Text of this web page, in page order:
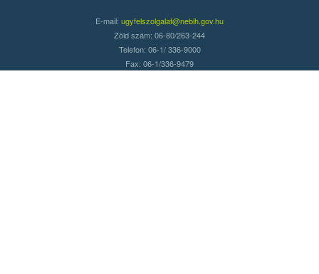
E-mail: ugyfelszolgalat@nebih.gov.hu
Zöld szám: 06-80/263-244
Telefon: 06-1/ 336-9000
Fax: 06-1/336-9479